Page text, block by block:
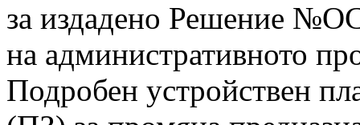
за издадено Решение
на административното
Подробен устройствен